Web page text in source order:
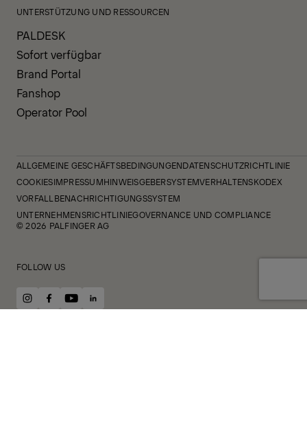
UNTERSTÜTZUNG UND RESSOURCEN
PALDESK
Sofort verfügbar
Brand Portal
Fanshop
Operator Pool
ALLGEMEINE GESCHÄFTSBEDINGUNGENDATENSCHUTZRICHTLINIE
COOKIESIMPRESSUMHINWEISGEBERSYSTEMVERHALTENSKODEX
VORFALLBENACHRICHTIGUNGSSYSTEM
UNTERNEHMENSRICHTLINIEGOVERNANCE UND COMPLIANCE
© 2026 PALFINGER AG
FOLLOW US
instagram
facebook
youtubelinkedin